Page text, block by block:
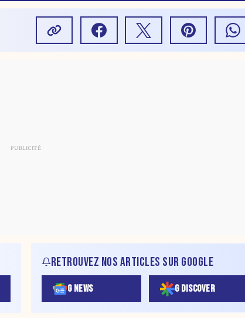
RETROUVEZ NOS ARTICLES SUR GOOGLE
G NEWS G DISCOVER